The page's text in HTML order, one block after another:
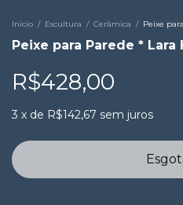
Início / Escultura / Cerâmica / Peixe
Peixe para Parede * Lara
R$428,00
3 x de R$142,67 sem juros